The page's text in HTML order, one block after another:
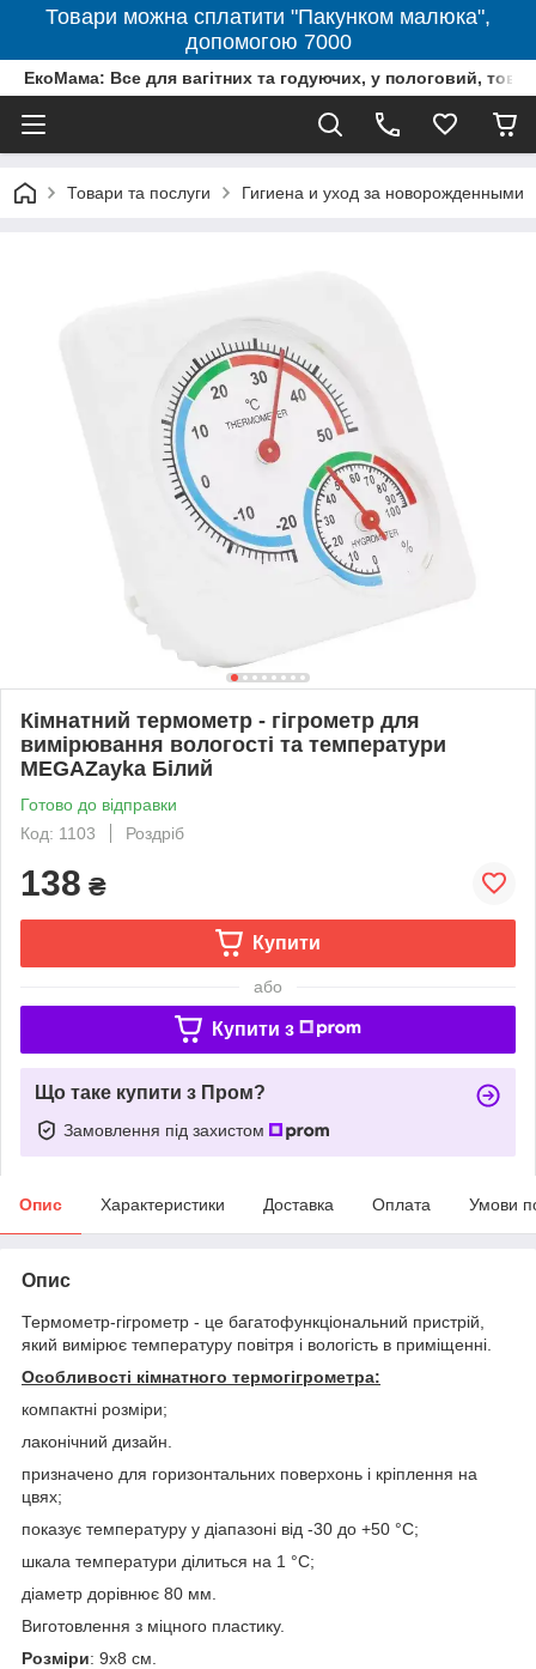
Товари можна сплатити "Пакунком малюка",
допомогою 7000
ЕкоМама: Все для вагітних та годуючих, у пологовий,
Товари та послуги Гигиена и уход за новорожденными
Кімнатний термометр - гігрометр для
вимірювання вологості та температури
MEGAZayka Білий
Готово до відправки
Код: 1103
Роздріб
138 ₴
Купити
або
Купити з
Що таке купити з Пром?
Замовлення під захистом
Опис Характеристики Доставка Оплата Умови
Опис
Термометр-гігрометр - це багатофункціональний пристрій,
який вимірює температуру повітря і вологість в приміщенні.
Особливості кімнатного термогігрометра:
компактні розміри;
лаконічний дизайн.
призначено для горизонтальних поверхонь і кріплення на
цвях;
показує температуру у діапазоні від -30 до +50 °С;
шкала температури ділиться на 1 °С;
діаметр дорівнює 80 мм.
Виготовлення з міцного пластику.
Розміри: 9x8 см.